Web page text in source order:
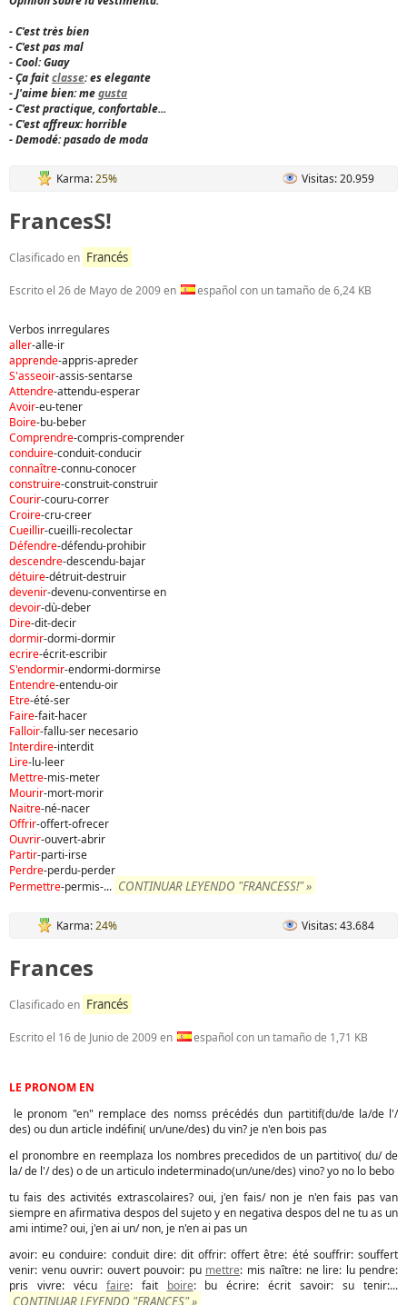
- C'est très bien
- C'est pas mal
- Cool: Guay
- Ça faitclasse: es elegante
- J'aime bien: megusta
- C'est practique, confortable...
- C'est affreux: horrible
- Demodé: pasado de moda
Karma:25% Visitas: 20.959
FrancesS!
Clasificado en Francés
Escrito el 26 de Mayo de 2009en español con un tamaño de 6,24 KB
Verbos inrregulares
aller-alle-ir
apprende-appris-apreder
S'asseoir-assis-sentarse
Attendre-attendu-esperar
Avoir-eu-tener
Boire-bu-beber
Comprendre-compris-comprender
conduire-conduit-conducir
connaître-connu-conocer
construire-construit-construir
Courir-couru-correr
Croire-cru-creer
Cueillir-cueilli-recolectar
Défendre-défendu-prohibir
descendre-descendu-bajar
détuire-détruit-destruir
devenir-devenu-conventirse en
devoir-dù-deber
Dire-dit-decir
dormir-dormi-dormir
ecrire-écrit-escribir
S'endormir-endormi-dormirse
Entendre-entendu-oir
Etre-été-ser
Faire-fait-hacer
Falloir-fallu-ser necesario
Interdire-interdit
Lire-lu-leer
Mettre-mis-meter
Mourir-mort-morir
Naitre-né-nacer
Offrir-offert-ofrecer
Ouvrir-ouvert-abrir
Partir-parti-irse
Perdre-perdu-perder
Permettre-permis-... CONTINUAR LEYENDO "FRANCESS!" »
Karma:24% Visitas: 43.684
Frances
Clasificado en Francés
Escrito el 16 de Junio de 2009en español con un tamaño de 1,71 KB
LE PRONOM EN
le pronom "en" remplace des nomss précédés dun partitif(du/de la/de l'/
des) ou dun article indéfini( un/une/des) du vin? je n'en bois pas
el pronombre en reemplaza los nombres precedidos de un partitivo( du/ de
la/ de l'/ des) o de un articulo indeterminado(un/une/des) vino? yo no lo bebo
tu fais des activités extrascolaires? oui, j'en fais/ non je n'en fais pas van
siempre en afirmativa despos del sujeto y en negativa despos del ne tu as un
ami intime? oui, j'en ai un/ non, je n'en ai pas un
avoir: eu conduire: conduit dire: dit offrir: offert être: été souffrir: souffert
venir: venu ouvrir: ouvert pouvoir: pu mettre: mis naître: ne lire: lu pendre:
pris vivre: vécu faire: fait boire: bu écrire: écrit savoir: su tenir:...
CONTINUAR LEYENDO "FRANCES" »